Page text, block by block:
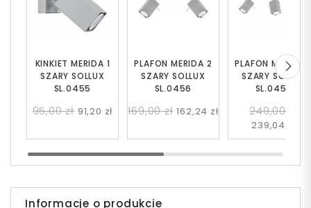
KINKIET MERIDA 1
SZARY SOLLUX
SL.0455
95,00 zł 91,20 zł
PLAFON MERIDA 2
SZARY SOLLUX
SL.0456
169,00 zł 162,24 zł
PLAFON MERIDA
SZARY SOLLUX
SL.0457
249,00 zł
239,04 zł
Informacje o produkcie